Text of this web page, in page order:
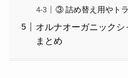
③ 詰め替え用やト
オルナオーガニックシ
まとめ